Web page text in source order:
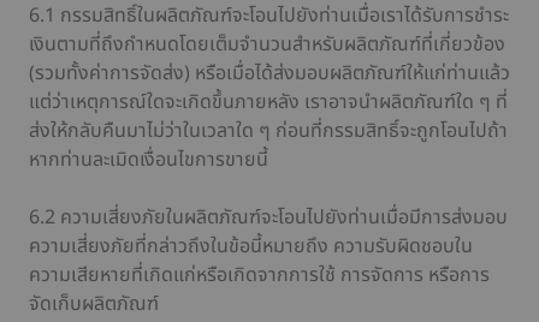
6.1 กรรมสิทธิ์ในผลิตภัณฑ์จะโอนไปยังท่านเมื่อเราได้รับการชำระ
เงินตามที่ถึงกำหนดโดยเต็มจำนวนสำหรับผลิตภัณฑ์ที่เกี่ยวข้อง
(รวมทั้งค่าการจัดส่ง) หรือเมื่อได้ส่งมอบผลิตภัณฑ์ให้แก่ท่านแล้ว
แต่ว่าเหตุการณ์ใดจะเกิดขึ้นภายหลัง เราอาจนำผลิตภัณฑ์ใด ๆ ที่
ส่งให้กลับคืนมาไม่ว่าในเวลาใด ๆ ก่อนที่กรรมสิทธิ์จะถูกโอนไปถ้า
หากท่านละเมิดเงื่อนไขการขายนี้
6.2 ความเสี่ยงภัยในผลิตภัณฑ์จะโอนไปยังท่านเมื่อมีการส่งมอบ
ความเสี่ยงภัยที่กล่าวถึงในข้อนี้หมายถึง ความรับผิดชอบใน
ความเสียหายที่เกิดแก่หรือเกิดจากการใช้ การจัดการ หรือการ
จัดเก็บผลิตภัณฑ์